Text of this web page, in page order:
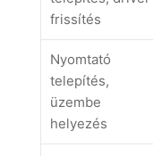
frissítés
Nyomtató
telepítés,
üzembe
helyezés